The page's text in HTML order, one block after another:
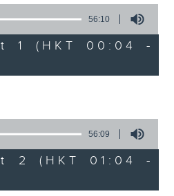
56:10
1 (HKT 00:04 -
56:09
2 (HKT 01:04 -